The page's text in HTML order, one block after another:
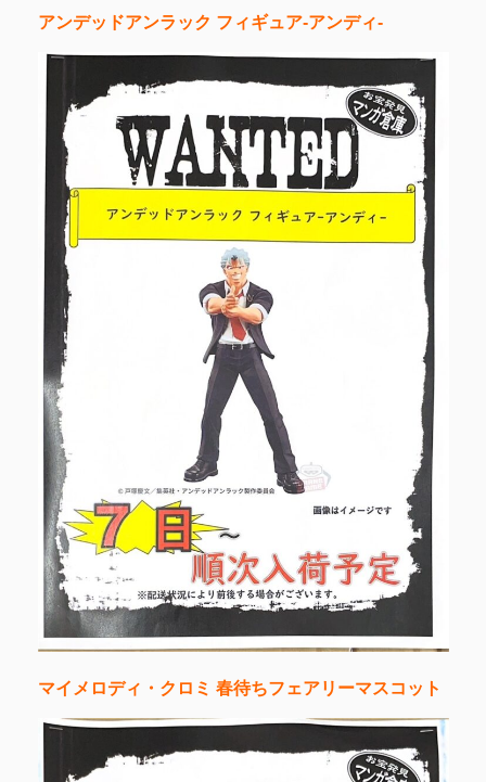
アンデッドアンラック フィギュア-アンディ-
マイメロディ・クロミ 春待ちフェアリーマスコット